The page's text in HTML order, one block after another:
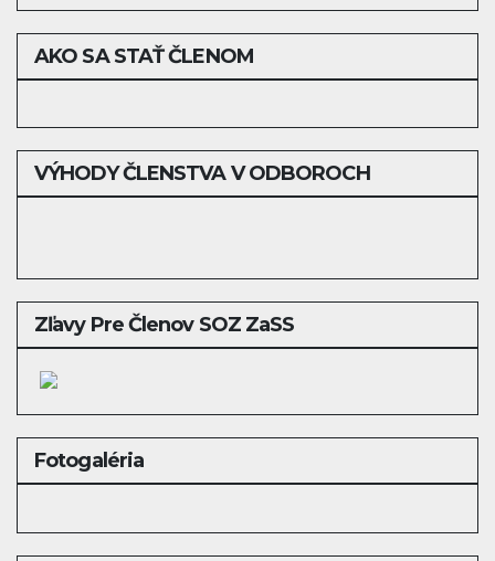
AKO SA STAŤ ČLENOM
VÝHODY ČLENSTVA V ODBOROCH
Zľavy Pre Členov SOZ ZaSS
Fotogaléria